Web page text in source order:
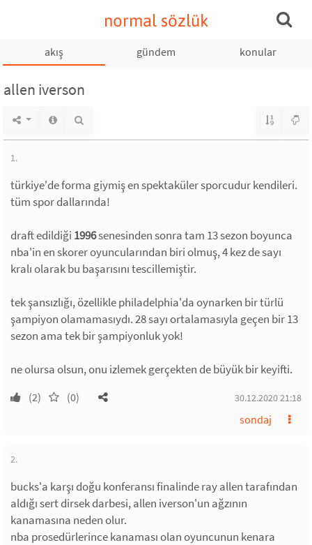
normal sözlük
akış gündem konular
allen iverson
1.
türkiye'de forma giymiş en spektaküler sporcudur kendileri.
tüm spor dallarında!
draft edildiği 1996senesinden sonra tam 13 sezon boyunca
nba'in en skorer oyuncularından biri olmuş, 4 kez de sayı
kralı olarak bu başarısını tescillemiştir.
tek şansızlığı, özellikle philadelphia'da oynarken bir türlü
şampiyon olamamasıydı. 28 sayı ortalamasıyla geçen bir 13
sezon ama tek bir şampiyonluk yok!
ne olursa olsun, onu izlemek gerçekten de büyük bir keyifti.
(2) (0) 30.12.2020 21:18
sondaj
2.
bucks'a karşı doğu konferansı finalinde ray allen tarafından
aldığı sert dirsek darbesi, allen iverson'un ağzının
kanamasına neden olur.
nba prosedürlerince kanaması olan oyuncunun kenara